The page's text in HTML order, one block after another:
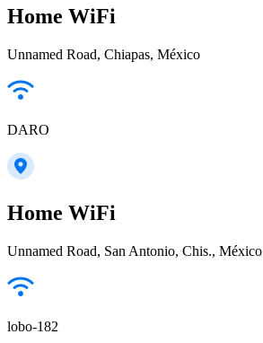
Home WiFi
Unnamed Road, Chiapas, México
DARO
Home WiFi
Unnamed Road, San Antonio, Chis., México
lobo-182